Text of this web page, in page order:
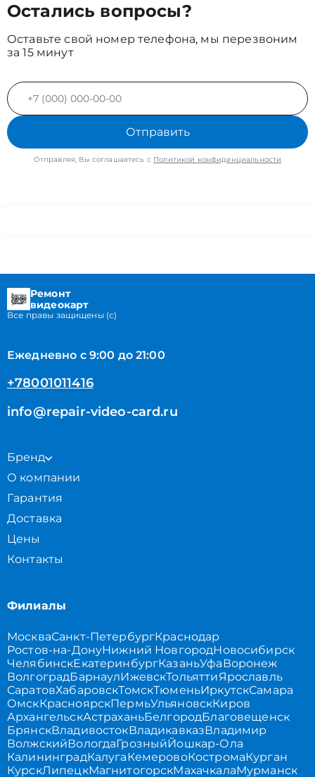
Остались вопросы?
Оставьте свой номер телефона, мы перезвоним
за 15 минут
Отправить
Отправляя, Вы соглашаетесь с Политикой конфиденциальности
Ремонт
видеокарт
Все правы защищены (с)
Ежедневно с 9:00 до 21:00
+78001011416
info@repair-video-card.ru
Бренд
О компании
Гарантия
Доставка
Цены
Контакты
Филиалы
МоскваСанкт-ПетербургКраснодар
Ростов-на-ДонуНижний НовгородНовосибирск
ЧелябинскЕкатеринбургКазаньУфаВоронеж
ВолгоградБарнаулИжевскТольяттиЯрославль
СаратовХабаровскТомскТюменьИркутскСамара
ОмскКрасноярскПермьУльяновскКиров
АрхангельскАстраханьБелгородБлаговещенск
БрянскВладивостокВладикавказВладимир
ВолжскийВологдаГрозныйЙошкар-Ола
КалининградКалугаКемеровоКостромаКурган
КурскЛипецкМагнитогорскМахачкалаМурманск